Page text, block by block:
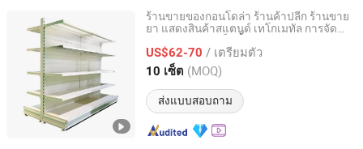
ร้านขายของกอนโดล่า ร้านค้าปลีก ร้านขาย
ยา แสดงสินค้าสแตนด์ เทโกเมทัล การจัด
US$62-70 / เตรียมตัว
10 เซ็ต (MOQ)
ส่งแบบสอบถาม
Changshu Yiyang Commercial Equipment Co., Ltd.
Jiangsu, China อัตราจาก 2009